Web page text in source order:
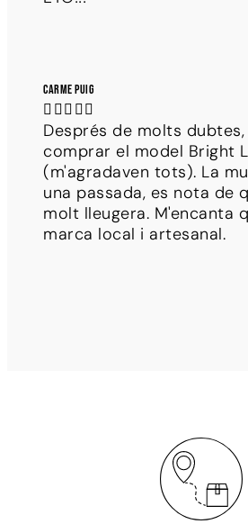
Carme Puig
    
Després de molts
comprar el model Bright
(m'agradaven tots). La
una passada, es nota de
molt lleugera. M'encanta
marca local i artesanal.